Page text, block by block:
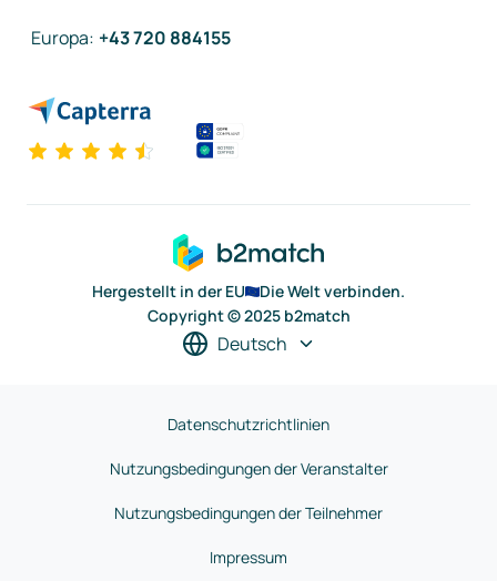
Europa: +43 720 884155
Hergestellt in der EU
Die Welt verbinden.
Copyright © 2025 b2match
Deutsch
Datenschutzrichtlinien
Nutzungsbedingungen der Veranstalter
Nutzungsbedingungen der Teilnehmer
Impressum